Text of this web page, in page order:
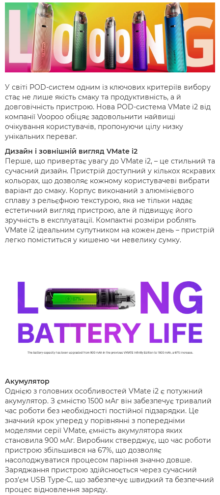
У світі POD-систем одним із ключових критеріїв вибору
стає не лише якість смаку та продуктивність, а й
довговічність пристрою. Нова POD-система VMate i2 від
компанії Voopoo обіцяє задовольнити найвищі
очікування користувачів, пропонуючи цілу низку
унікальних переваг.
Дизайн і зовнішній вигляд VMate i2
Перше, що привертає увагу до VMate i2, – це стильний та
сучасний дизайн. Пристрій доступний у кількох яскравих
кольорах, що дозволяє кожному користувачеві вибрати
варіант до смаку. Корпус виконаний з алюмінієвого
сплаву з рельєфною текстурою, яка не тільки надає
естетичний вигляд пристрою, але й підвищує його
зручність в експлуатації. Компактні розміри роблять
VMate i2 ідеальним супутником на кожен день – пристрій
легко поміститься у кишеню чи невелику сумку.
Акумулятор
Однією з головних особливостей VMate i2 є потужний
акумулятор. З ємністю 1500 мАг він забезпечує тривалий
час роботи без необхідності постійної підзарядки. Це
значний крок уперед у порівнянні з попередніми
моделями серії VMate, ємність акумулятора яких
становила 900 мАг. Виробник стверджує, що час роботи
пристрою збільшився на 67%, що дозволяє
насолоджуватися процесом паріння значно довше.
Заряджання пристрою здійснюється через сучасний
роз'єм USB Type-C, що забезпечує швидкий та безпечний
процес відновлення заряду.